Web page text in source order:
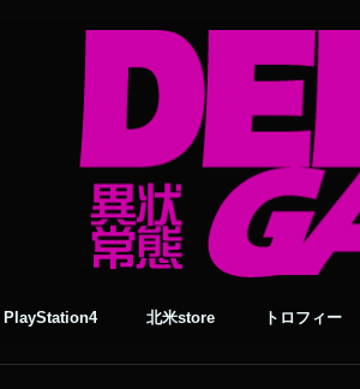
PlayStation4 北米store トロフィー